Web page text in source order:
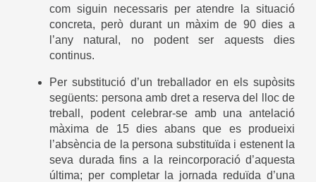
com siguin necessaris per atendre la situació
concreta, però durant un màxim de 90 dies a
l’any natural, no podent ser aquests dies
continus.
Per substitució d’un treballador en els supòsits
següents: persona amb dret a reserva del lloc de
treball, podent celebrar-se amb una antelació
màxima de 15 dies abans que es produeixi
l’absència de la persona substituïda i estenent la
seva durada fins a la reincorporació d’aquesta
última; per completar la jornada reduïda d’una